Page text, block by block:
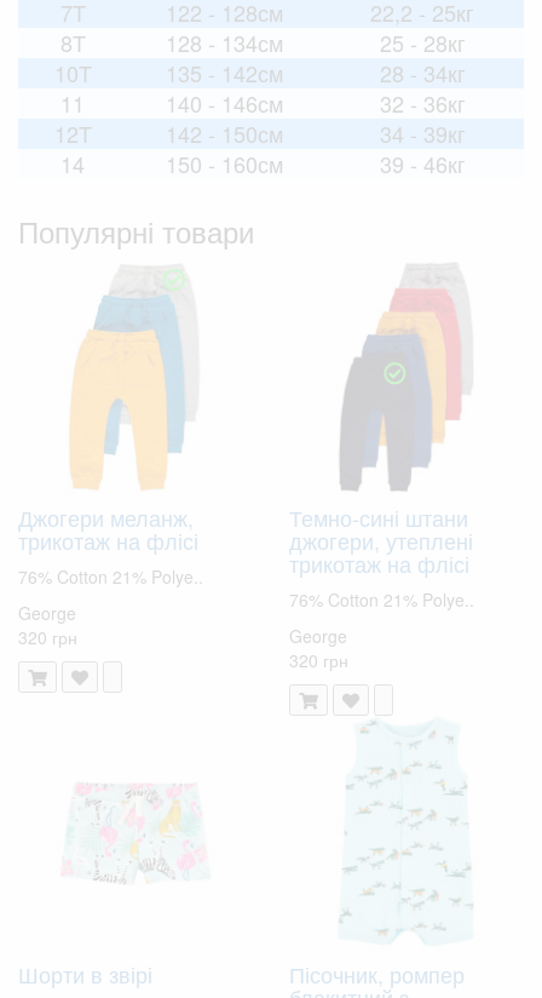
7T
122 - 128см
22,2 - 25кг
8T
128 - 134см
25 - 28кг
10T
135 - 142см
28 - 34кг
11
140 - 146см
32 - 36кг
12T
142 - 150см
34 - 39кг
14
150 - 160см 39 - 46кг
Популярні товари
Джогери меланж,
трикотаж на флісі
76% Cotton 21% Polye..
George
320 грн
Темно-сині штани
джогери, утеплені
трикотаж на флісі
76% Cotton 21% Polye..
George
320 грн
Шорти в звірі Пісочник, ромпер